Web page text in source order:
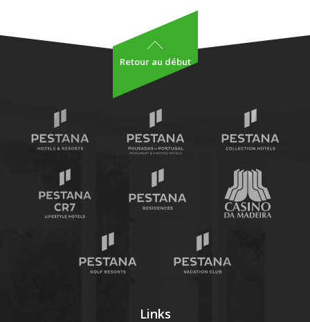
Retour au début
Links